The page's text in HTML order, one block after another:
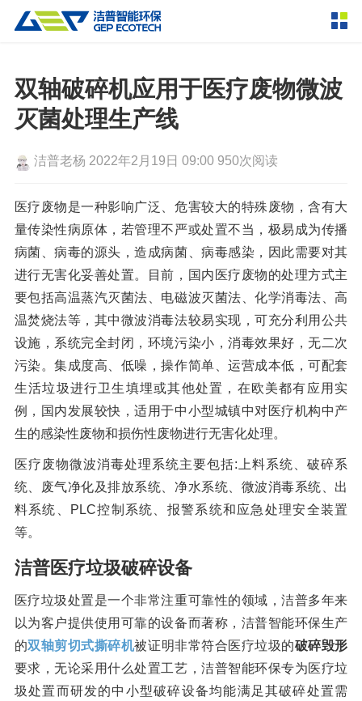
双轴撕碎机 单轴撕碎机
垃圾破袋机 移动式撕碎站
粉碎设备
环锤式粉碎机 鼓式粉碎机
轮胎钢丝分离机 通用型粉碎机
破碎设备
反击式破碎机 颚式破碎机
圆锥破碎机 立轴冲击式破碎机
重型锤式破碎机 移动式破碎站
挤压成型设备
RDF成型机 生物质颗粒机
液压打包机
成套机组
封闭式破碎系统 废轮胎热解系统
橡胶破胶机组
分选分离设备
风选机 滚筒筛
磁选机 涡电流分选机
脉冲除尘器 轮胎抽丝机
解决方案
服务支持
新闻资讯
走进洁普
联系我们
双轴破碎机应用于医疗废物微波
灭菌处理生产线
洁普老杨 2022年2月19日 09:00 950次阅读
医疗废物是一种影响广泛、危害较大的特殊废物，含有大
量传染性病原体，若管理不严或处置不当，极易成为传播
病菌、病毒的源头，造成病菌、病毒感染，因此需要对其
进行无害化妥善处置。目前，国内医疗废物的处理方式主
要包括高温蒸汽灭菌法、电磁波灭菌法、化学消毒法、高
温焚烧法等，其中微波消毒法较易实现，可充分利用公共
设施，系统完全封闭，环境污染小，消毒效果好，无二次
污染。集成度高、低噪，操作简单、运营成本低，可配套
生活垃圾进行卫生填埋或其他处置，在欧美都有应用实
例，国内发展较快，适用于中小型城镇中对医疗机构中产
生的感染性废物和损伤性废物进行无害化处理。
医疗废物微波消毒处理系统主要包括:上料系统、破碎系
统、废气净化及排放系统、净水系统、微波消毒系统、出
料系统、PLC控制系统、报警系统和应急处理安全装置
等。
洁普医疗垃圾破碎设备
医疗垃圾处置是一个非常注重可靠性的领域，洁普多年来
以为客户提供使用可靠的设备而著称，洁普智能环保生产
的双轴剪切式撕碎机被证明非常符合医疗垃圾的破碎毁形
要求，无论采用什么处置工艺，洁普智能环保专为医疗垃
圾处置而研发的中小型破碎设备均能满足其破碎处置需